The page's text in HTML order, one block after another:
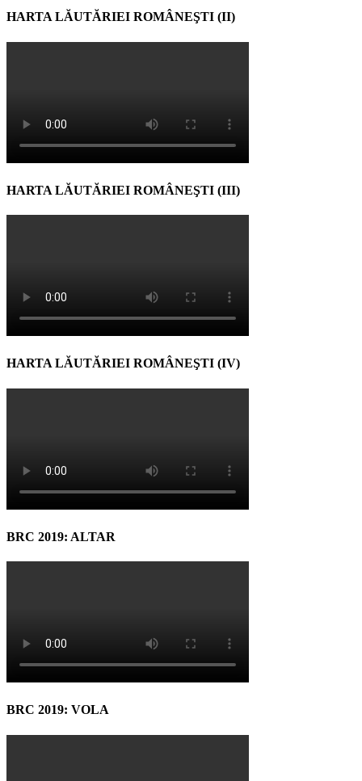
HARTA LĂUTĂRIEI ROMÂNEŞTI (II)
HARTA LĂUTĂRIEI ROMÂNEŞTI (III)
HARTA LĂUTĂRIEI ROMÂNEŞTI (IV)
BRC 2019: ALTAR
BRC 2019: VOLA